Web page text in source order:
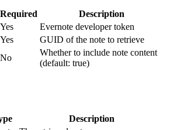
Required Description
Yes Evernote developer token
Yes GUID of the note to retrieve
No
Whether to include note content
(default: true)
Description